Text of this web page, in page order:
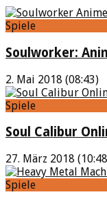
Spiele
Soulworker:
2. Mai 2018 (08:43)
Spiele
Soul Calibur
27. März 2018
Spiele